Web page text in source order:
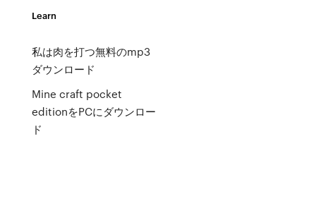
Learn
私は肉を打つ無料のmp3
ダウンロード
Mine craft pocket
editionをPCにダウンロー
ド